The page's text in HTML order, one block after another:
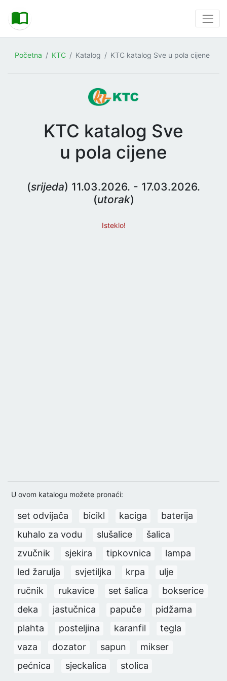
Početna KTC Katalog KTC katalog Sve u pola cijene
KTC katalog Sve
u pola cijene
(srijeda) 11.03.2026. - 17.03.2026.
(utorak)
Isteklo!
U ovom katalogu možete pronaći:
set odvijača bicikl kaciga
baterija
kuhalo za vodu
slušalice
šalica
zvučnik
sjekira tipkovnica
lampa
led žarulja
svjetiljka krpa
ulje
ručnik
rukavice set šalica
bokserice
deka
jastučnica papuče
pidžama
plahta
posteljina karanfil
tegla
vaza
dozator sapun
mikser
pećnica
sjeckalica stolica